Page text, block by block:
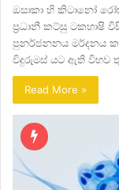
ඔසාකා හි කිටානෝ
ප්‍රධානී කට්සු ටකහාෂි
පුනර්ජනනය මර්දනය
විදුරුමස් යට ඇති විභව
Read More »